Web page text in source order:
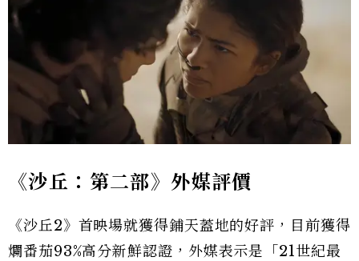
《沙丘：第二部》外媒評價
《沙丘2》首映場就獲得鋪天蓋地的好評，目前獲得
爛番茄93%高分新鮮認證 ， 外媒表示是「 21世紀最